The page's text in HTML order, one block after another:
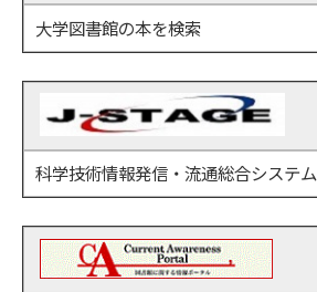
大学図書館の本を検索
科学技術情報発信・流通総合システム